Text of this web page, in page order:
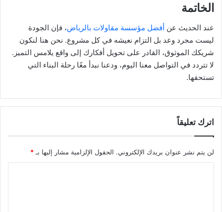
الخاتمة
عند الحديث عن أفضل مؤسسة مقاولات بالرياض، فإن الجودة
ليست مجرد وعد بل التزام نعيشه في كل مشروع. نحن هنا لنكون
شريكك الموثوق، القادر على تحويل أفكارك إلى واقع يلامس التميز.
لا تتردد في التواصل معنا اليوم، ودعنا نبدأ معًا رحلة البناء التي
تستحقها.
اترك تعليقاً
لن يتم نشر عنوان بريدك الإلكتروني. الحقول الإلزامية مشار إليها بـ *